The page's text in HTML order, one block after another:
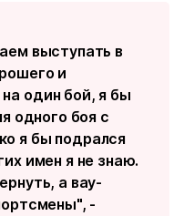
выступать в
и
один бой, я бы
одного боя с
я бы подрался
имен я не знаю.
а вау-
-